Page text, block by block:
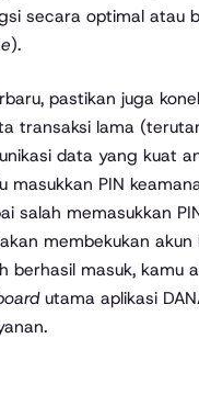
secara optimal atau
).
pastikan juga
transaksi lama
data yang kuat
masukkan PIN
salah memasukkan
membekukan
masuk, kamu
utama aplikasi